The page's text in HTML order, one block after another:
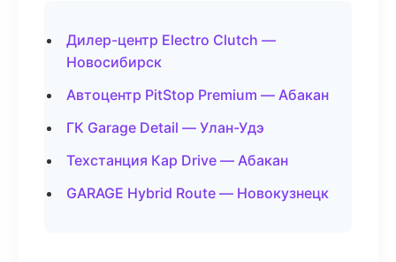
Дилер-центр Electro Clutch —
Новосибирск
Автоцентр PitStop Premium — Абакан
ГК Garage Detail — Улан-Удэ
Техстанция Кар Drive — Абакан
GARAGE Hybrid Route — Новокузнецк